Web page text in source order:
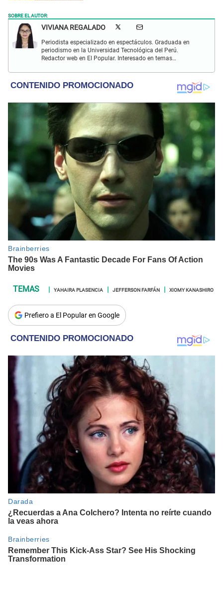
SOBRE EL AUTOR:
VIVIANA REGALADO
Periodista especializado en espectáculos. Graduada en
periodismo en la Universidad Tecnológica del Perú.
Redactor web en El Popular. Interesado en temas
y crónicas.
YAHAIRA PLASENCIA JEFFERSON FARFÁN XIOMY KANASHIRO
Prefiero a El Popular en Google